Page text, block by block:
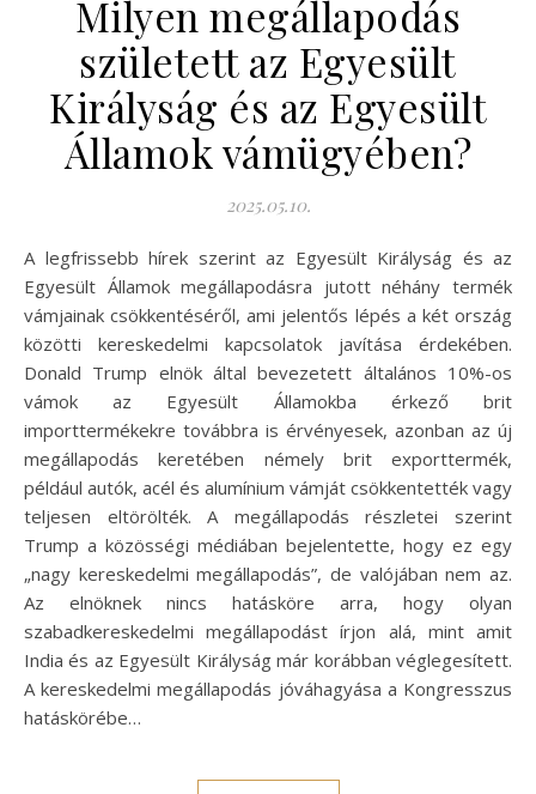
Milyen megállapodás
született az Egyesült
Királyság és az Egyesült
Államok vámügyében?
2025.05.10.
A legfrissebb hírek szerint az Egyesült Királyság és az
Egyesült Államok megállapodásra jutott néhány termék
vámjainak csökkentéséről, ami jelentős lépés a két ország
közötti kereskedelmi kapcsolatok javítása érdekében.
Donald Trump elnök által bevezetett általános 10%-os
vámok az Egyesült Államokba érkező brit
importtermékekre továbbra is érvényesek, azonban az új
megállapodás keretében némely brit exporttermék,
például autók, acél és alumínium vámját csökkentették vagy
teljesen eltörölték. A megállapodás részletei szerint
Trump a közösségi médiában bejelentette, hogy ez egy
„nagy kereskedelmi megállapodás”, de valójában nem az.
Az elnöknek nincs hatásköre arra, hogy olyan
szabadkereskedelmi megállapodást írjon alá, mint amit
India és az Egyesült Királyság már korábban véglegesített.
A kereskedelmi megállapodás jóváhagyása a Kongresszus
hatáskörébe…